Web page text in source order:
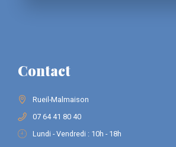
Contact
Rueil-Malmaison
07 64 41 80 40
Lundi - Vendredi : 10h - 18h